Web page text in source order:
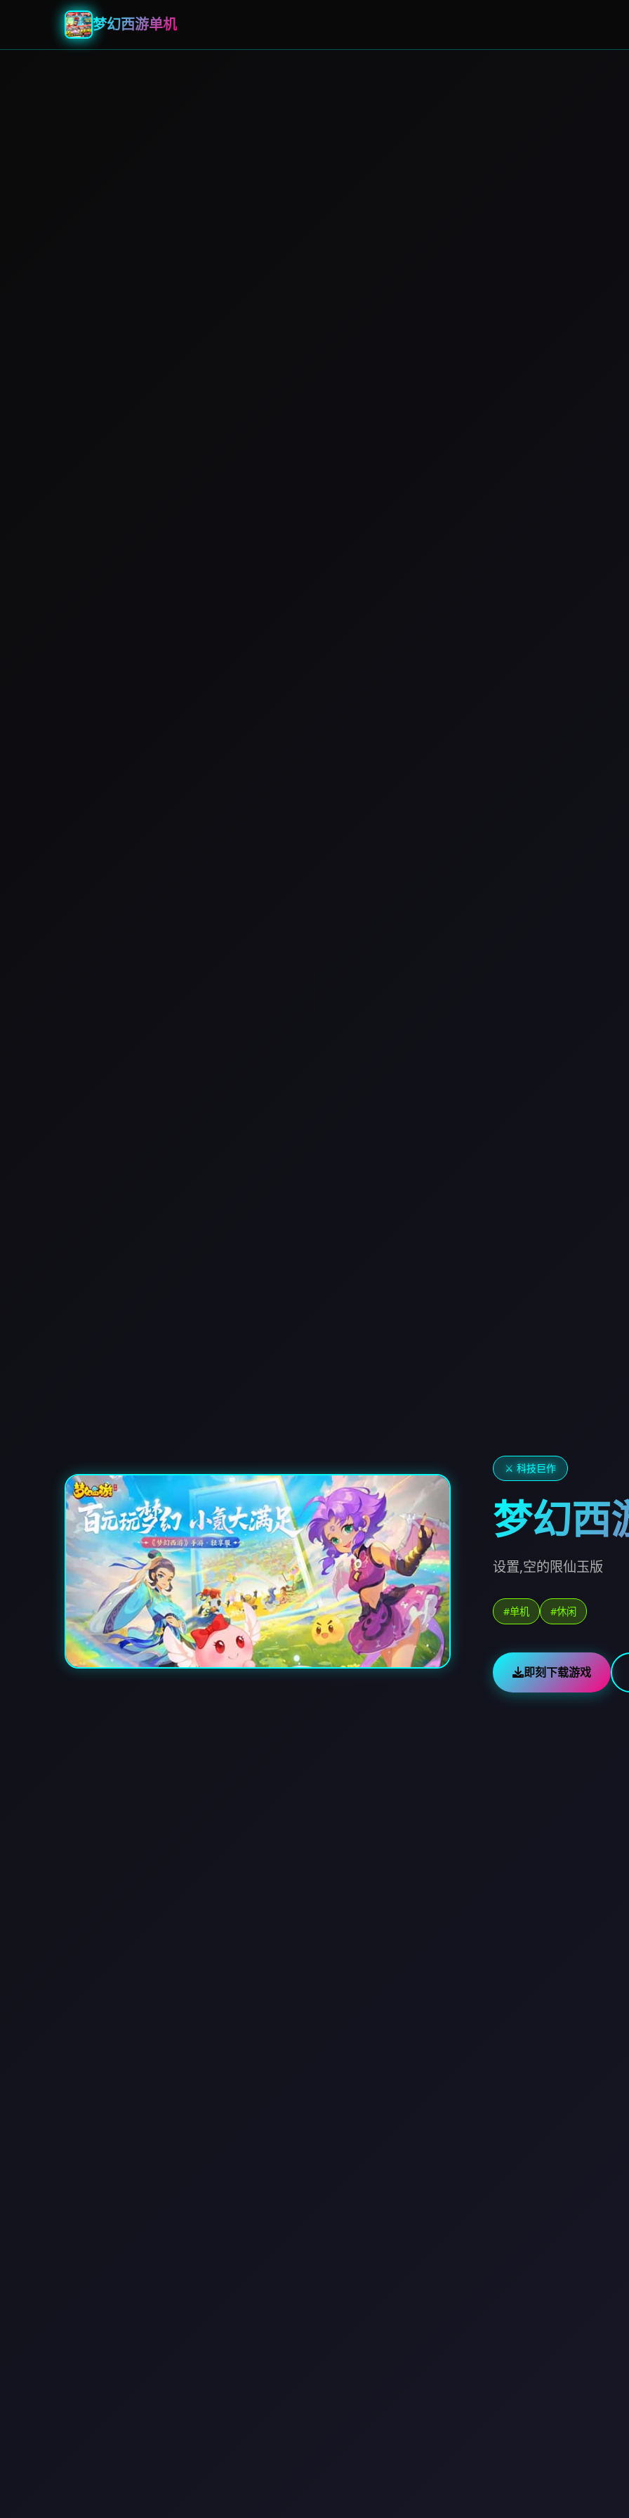
梦幻西游单机
⚔️ 科技巨作
梦幻西
设置,空的限仙玉版
#单机 #休闲
即刻下载游戏